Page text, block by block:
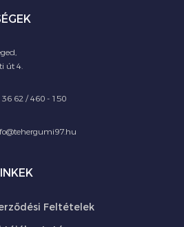
út 4.
36 62 / 460 - 150
Feltételek